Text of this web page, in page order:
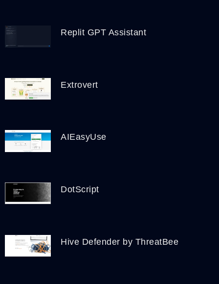
Replit GPT Assistant
Extrovert
AIEasyUse
DotScript
Hive Defender by ThreatBee